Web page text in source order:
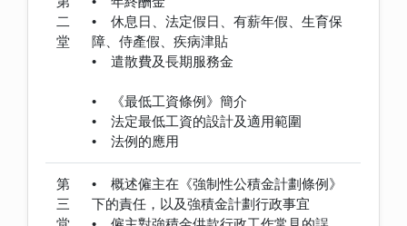
二
堂
• 休息日、法定假日、有薪年假、生育保
障、侍產假、疾病津貼
• 遣散費及長期服務金
• 《最低工資條例》簡介
• 法定最低工資的設計及適用範圍
• 法例的應用
第
三
• 概述僱主在《強制性公積金計劃條例》
下的責任，以及強積金計劃行政事宜